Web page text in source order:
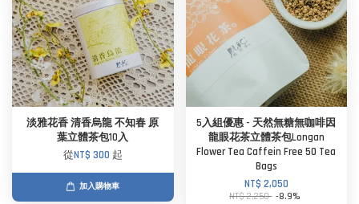
淡雅花香 清香烏龍 不知春 原
葉立體茶包10入
從NT$ 300 起
加入購物車
5入組優惠 - 天然無糖無咖啡因
龍眼花茶立體茶包Longan
Flower Tea Caffein Free 50 Tea
Bags
NT$ 2,050
NT$ 2,250 -8.9%